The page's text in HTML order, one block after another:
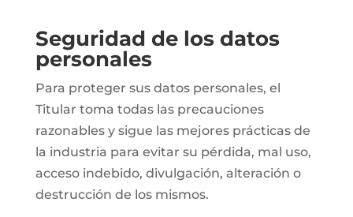
Seguridad de los datos
personales
Para proteger sus datos personales, el
Titular toma todas las precauciones
razonables y sigue las mejores prácticas de
la industria para evitar su pérdida, mal uso,
acceso indebido, divulgación, alteración o
destrucción de los mismos.